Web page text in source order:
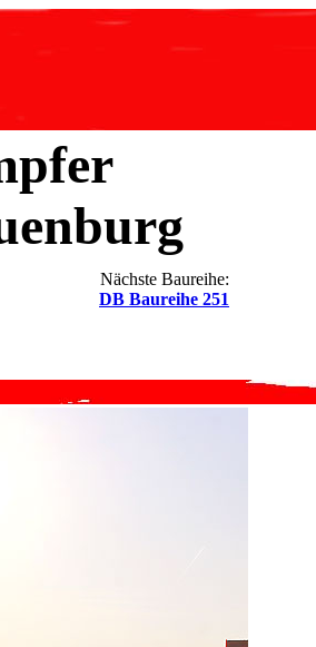
Nächste Baureihe:
DB Baureihe 251